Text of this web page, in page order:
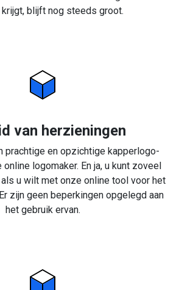
blijft nog steeds groot.
van herzieningen
prachtige en opzichtige kapperlogo-
logomaker. En ja, u kunt zoveel
u wilt met onze online tool voor het
zijn geen beperkingen opgelegd aan
het gebruik ervan.